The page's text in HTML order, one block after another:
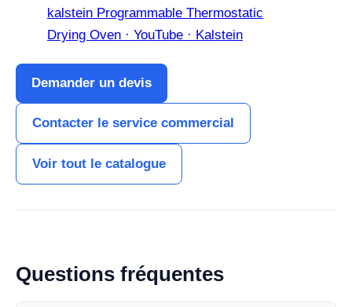
kalstein Programmable Thermostatic
Drying Oven · YouTube · Kalstein
Demander un devis
Contacter le service commercial
Voir tout le catalogue
Questions fréquentes